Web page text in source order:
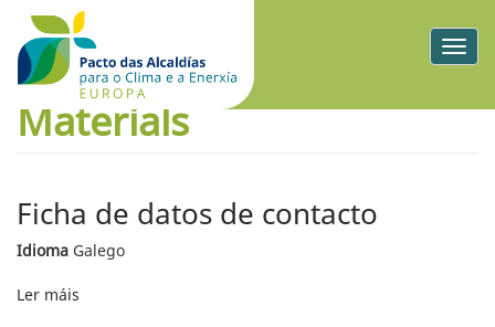
Materials
Ficha de datos de contacto
Idioma Galego
Ler máis